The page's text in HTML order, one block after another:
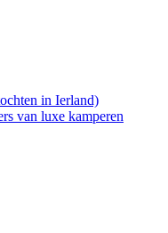
in Ierland)
van luxe kamperen